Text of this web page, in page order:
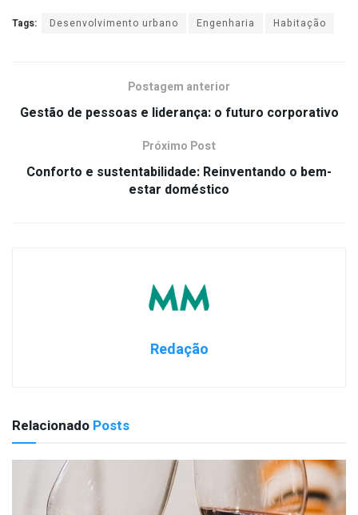
Tags: Desenvolvimento urbano Engenharia Habitação
Postagem anterior
Gestão de pessoas e liderança: o futuro corporativo
Próximo Post
Conforto e sustentabilidade: Reinventando o bem-
estar doméstico
Redação
Relacionado Posts